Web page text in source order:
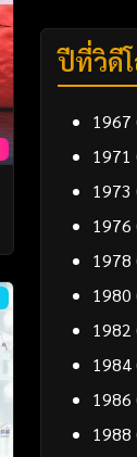
ปีที่วิดี
1967
1971
1973
1976
1978
1980
1982
1984
1986
1988